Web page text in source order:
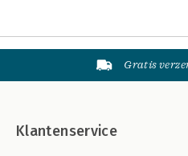
Gratis
Klantenservice